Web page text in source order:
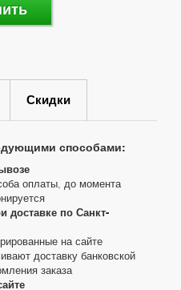
Скидки
способами:
оплаты, до момента
доставке по Санкт-
на сайте
доставку банковской
заказа